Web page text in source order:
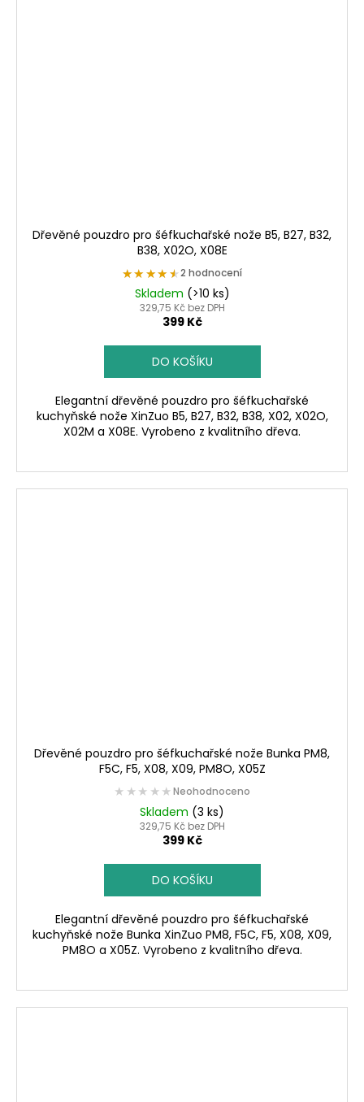
Dřevěné pouzdro pro šéfkuchařské nože B5, B27, B32,
B38, X02O, X08E
★★★★★
★★★★★2 hodnocení
Skladem (>10 ks)
329,75 Kč bez DPH
399 Kč
DO KOŠÍKU
Elegantní dřevěné pouzdro pro šéfkuchařské
kuchyňské nože XinZuo B5, B27, B32, B38, X02, X02O,
X02M a X08E. Vyrobeno z kvalitního dřeva.
Dřevěné pouzdro pro šéfkuchařské nože Bunka PM8,
F5C, F5, X08, X09, PM8O, X05Z
★★★★★
★★★★★Neohodnoceno
Skladem (3 ks)
329,75 Kč bez DPH
399 Kč
DO KOŠÍKU
Elegantní dřevěné pouzdro pro šéfkuchařské
kuchyňské nože Bunka XinZuo PM8, F5C, F5, X08, X09,
PM8O a X05Z. Vyrobeno z kvalitního dřeva.